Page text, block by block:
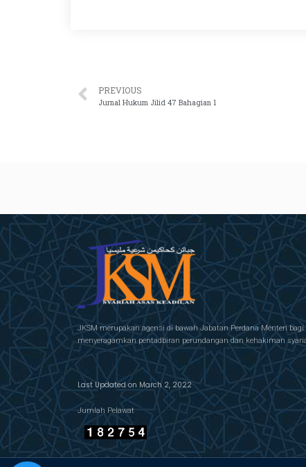
PREVIOUS
Jurnal Hukum Jilid 47 Bahagian 1
JKSM merupakan agensi di bawah Jabatan Perdana Menteri bagi
menyeragamkan pentadbiran perundangan dan kehakiman
Last Updated on March 2, 2022
Jumlah Pelawat